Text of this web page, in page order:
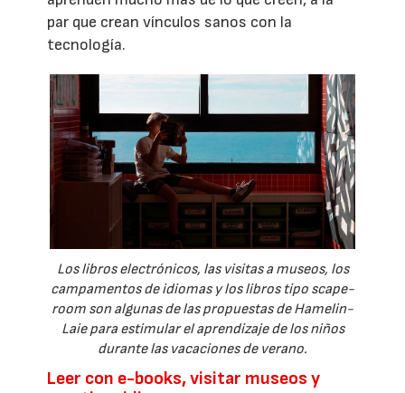
par que crean vínculos sanos con la
tecnología.
Los libros electrónicos, las visitas a museos, los
campamentos de idiomas y los libros tipo scape-
room son algunas de las propuestas de Hamelin-
Laie para estimular el aprendizaje de los niños
durante las vacaciones de verano.
Leer con e-books, visitar museos y